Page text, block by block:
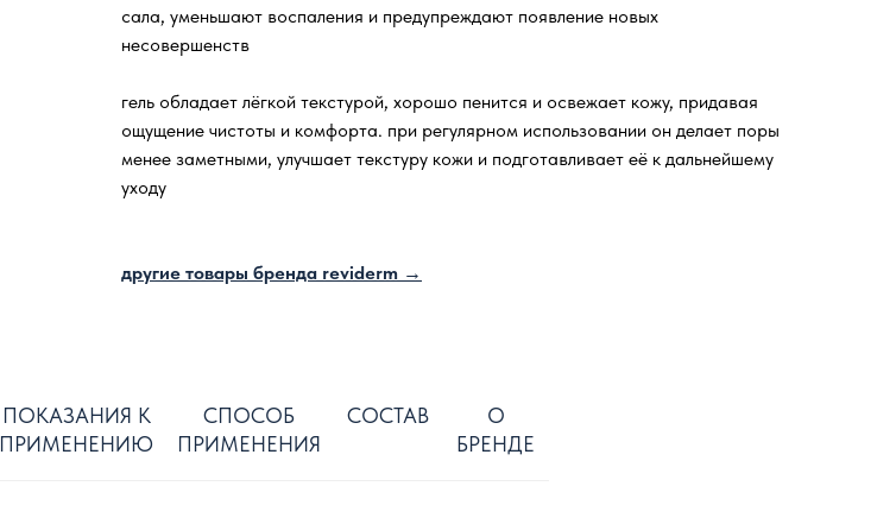
сала, уменьшают воспаления и предупреждают появление новых
несовершенств
гель обладает лёгкой текстурой, хорошо пенится и освежает кожу, придавая
ощущение чистоты и комфорта. при регулярном использовании он делает поры
менее заметными, улучшает текстуру кожи и подготавливает её к дальнейшему
уходу
другие товары бренда reviderm →
ПОКАЗАНИЯ К
ПРИМЕНЕНИЮ
СПОСОБ
ПРИМЕНЕНИЯ
СОСТАВ
О
БРЕНДЕ